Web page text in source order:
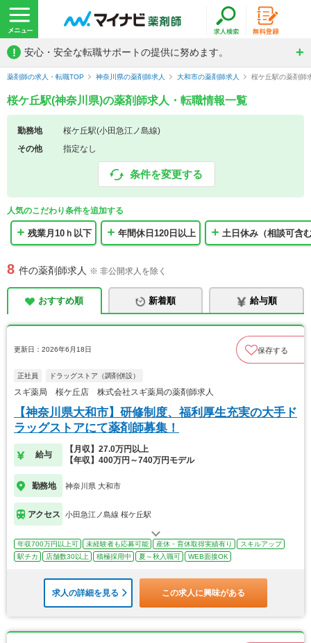
! 安心・安全な転職サポートの提供に努めます。
薬剤師の求人・転職TOP 神奈川県の薬剤師求人 大和市の薬剤師求人 桜ケ丘駅の薬剤師
桜ケ丘駅(神奈川県)の薬剤師求人・転職情報一覧
勤務地
桜ケ丘駅(小田急江ノ島線)
その他
指定なし
条件を変更する
人気のこだわり条件を追加する
残業月10ｈ以下 年間休日120日以上 土日休み（相談可含
8 件の薬剤師求人 ※ 非公開求人を除く
おすすめ順 新着順 給与順
更新日：2026年6月18日 保存する
正社員 ドラッグストア（調剤併設）
スギ薬局 桜ケ丘店 株式会社スギ薬局の薬剤師求人
【神奈川県大和市】研修制度、福利厚生充実の大手ド
ラッグストアにて薬剤師募集！
給与
【月収】27.0万円以上
【年収】400万円～740万円モデル
勤務地 神奈川県 大和市
アクセス 小田急江ノ島線 桜ケ丘駅
年収700万円以上可 未経験者も応募可能 産休・育休取得実績有り
スキルアップ
駅チカ
店舗数30以上 積極採用中 夏～秋入職可 WEB面接OK
求人の詳細を見る この求人に興味がある